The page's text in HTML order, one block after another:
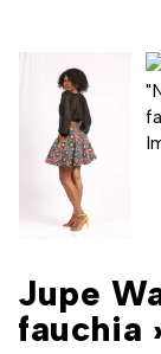
Jupe
fauchia